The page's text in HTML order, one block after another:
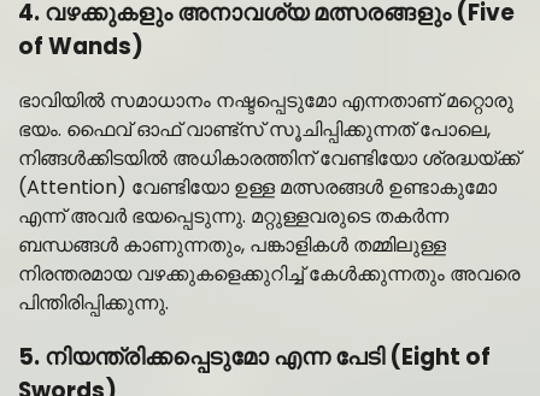
4. വഴക്കുകളും അനാവശ്യ മത്സരങ്ങളും (Five
of Wands)
ഭാവിയിൽ സമാധാനം നഷ്ടപ്പെടുമോ എന്നതാണ് മറ്റൊരു
ഭയം. ഫൈവ് ഓഫ് വാണ്ട്സ് സൂചിപ്പിക്കുന്നത് പോലെ,
നിങ്ങൾക്കിടയിൽ അധികാരത്തിന് വേണ്ടിയോ ശ്രദ്ധയ്ക്ക്
(Attention) വേണ്ടിയോ ഉള്ള മത്സരങ്ങൾ ഉണ്ടാകുമോ
എന്ന് അവർ ഭയപ്പെടുന്നു. മറ്റുള്ളവരുടെ തകർന്ന
ബന്ധങ്ങൾ കാണുന്നതും, പങ്കാളികൾ തമ്മിലുള്ള
നിരന്തരമായ വഴക്കുകളെക്കുറിച്ച് കേൾക്കുന്നതും അവരെ
പിന്തിരിപ്പിക്കുന്നു.
5. നിയന്ത്രിക്കപ്പെടുമോ എന്ന പേടി (Eight of